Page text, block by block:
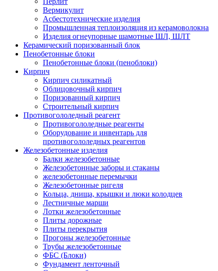
Вермикулит
Асбесто­технические изделия
Промышленная теплоизоляция из керамоволокна
Изделия огнеупорные шамотные ШЛ, ШЛТ
Керамический поризованный блок
Пенобетонные блоки
Пенобетонные блоки (пеноблоки)
Кирпич
Кирпич силикатный
Облицовочный кирпич
Поризованный кирпич
Строительный кирпич
Противогололедный реагент
Противогололедные реагенты
Оборудование и инвентарь для
противогололедных реагентов
Железобетонные изделия
Балки железобетонные
Железобетонные заборы и стаканы
железобетонные перемычки
Железобетонные ригеля
Кольца, днища, крышки и люки колодцев
Лестничные марши
Лотки железобетонные
Плиты дорожные
Плиты перекрытия
Прогоны железобетонные
Трубы железобетонные
ФБС (Блоки)
Фундамент ленточный